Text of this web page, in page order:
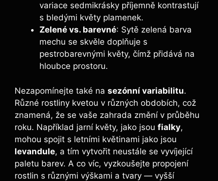
variace sedmikrásky příjemně kontrastují
s bledými květy plamenek.
Zelené vs. barevné: Sytě zelená barva
mechu se skvěle doplňuje s
pestrobarevnými květy, čímž přidává na
hloubce prostoru.
Nezapomínejte také na sezónní variabilitu.
Různé rostliny kvetou v různých obdobích, což
znamená, že se vaše zahrada změní v průběhu
roku. Například jarní květy, jako jsou fialky,
mohou spojit s letními květinami jako jsou
levandule, a tím vytvořit neustále se vyvíjející
paletu barev. A co víc, vyzkoušejte propojení
rostlin s různými výškami a tvary — vyšší